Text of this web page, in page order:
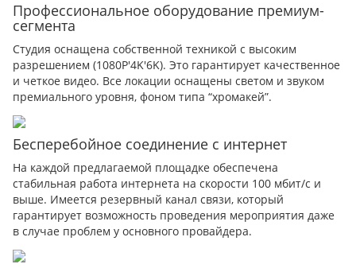
Профессиональное оборудование премиум-
сегмента
Студия оснащена собственной техникой с высоким
разрешением (1080P'4K'6K). Это гарантирует качественное
и четкое видео. Все локации оснащены светом и звуком
премиального уровня, фоном типа “хромакей”.
Бесперебойное соединение с интернет
На каждой предлагаемой площадке обеспечена
стабильная работа интернета на скорости 100 мбит/с и
выше. Имеется резервный канал связи, который
гарантирует возможность проведения мероприятия даже
в случае проблем у основного провайдера.